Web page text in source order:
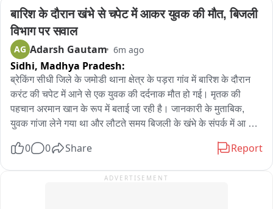
बारिश के दौरान खंभे से चपेट में आकर युवक की मौत, बिजली
विभाग पर सवाल
AG Adarsh Gautam 6m ago
Sidhi, Madhya Pradesh:
ब्रेकिंग सीधी जिले के जमोडी थाना क्षेत्र के पड़रा गांव में बारिश के दौरान
करंट की चपेट में आने से एक युवक की दर्दनाक मौत हो गई। मृतक की
पहचान अरमान खान के रूप में बताई जा रही है। जानकारी के मुताबिक,
युवक गांजा लेने गया था और लौटते समय बिजली के खंभे के संपर्क में आ
से गांजे की चार पुड़िया बरामद की हैं। पुलिस ने मर्ग कायम कर मामले की
0 0 Share Report
ADVERTISEMENT